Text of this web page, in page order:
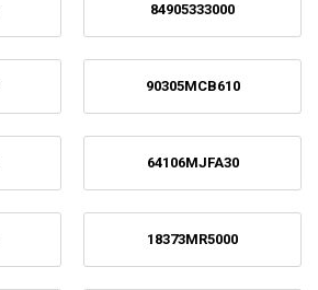
84905333000
90305MCB610
64106MJFA30
18373MR5000